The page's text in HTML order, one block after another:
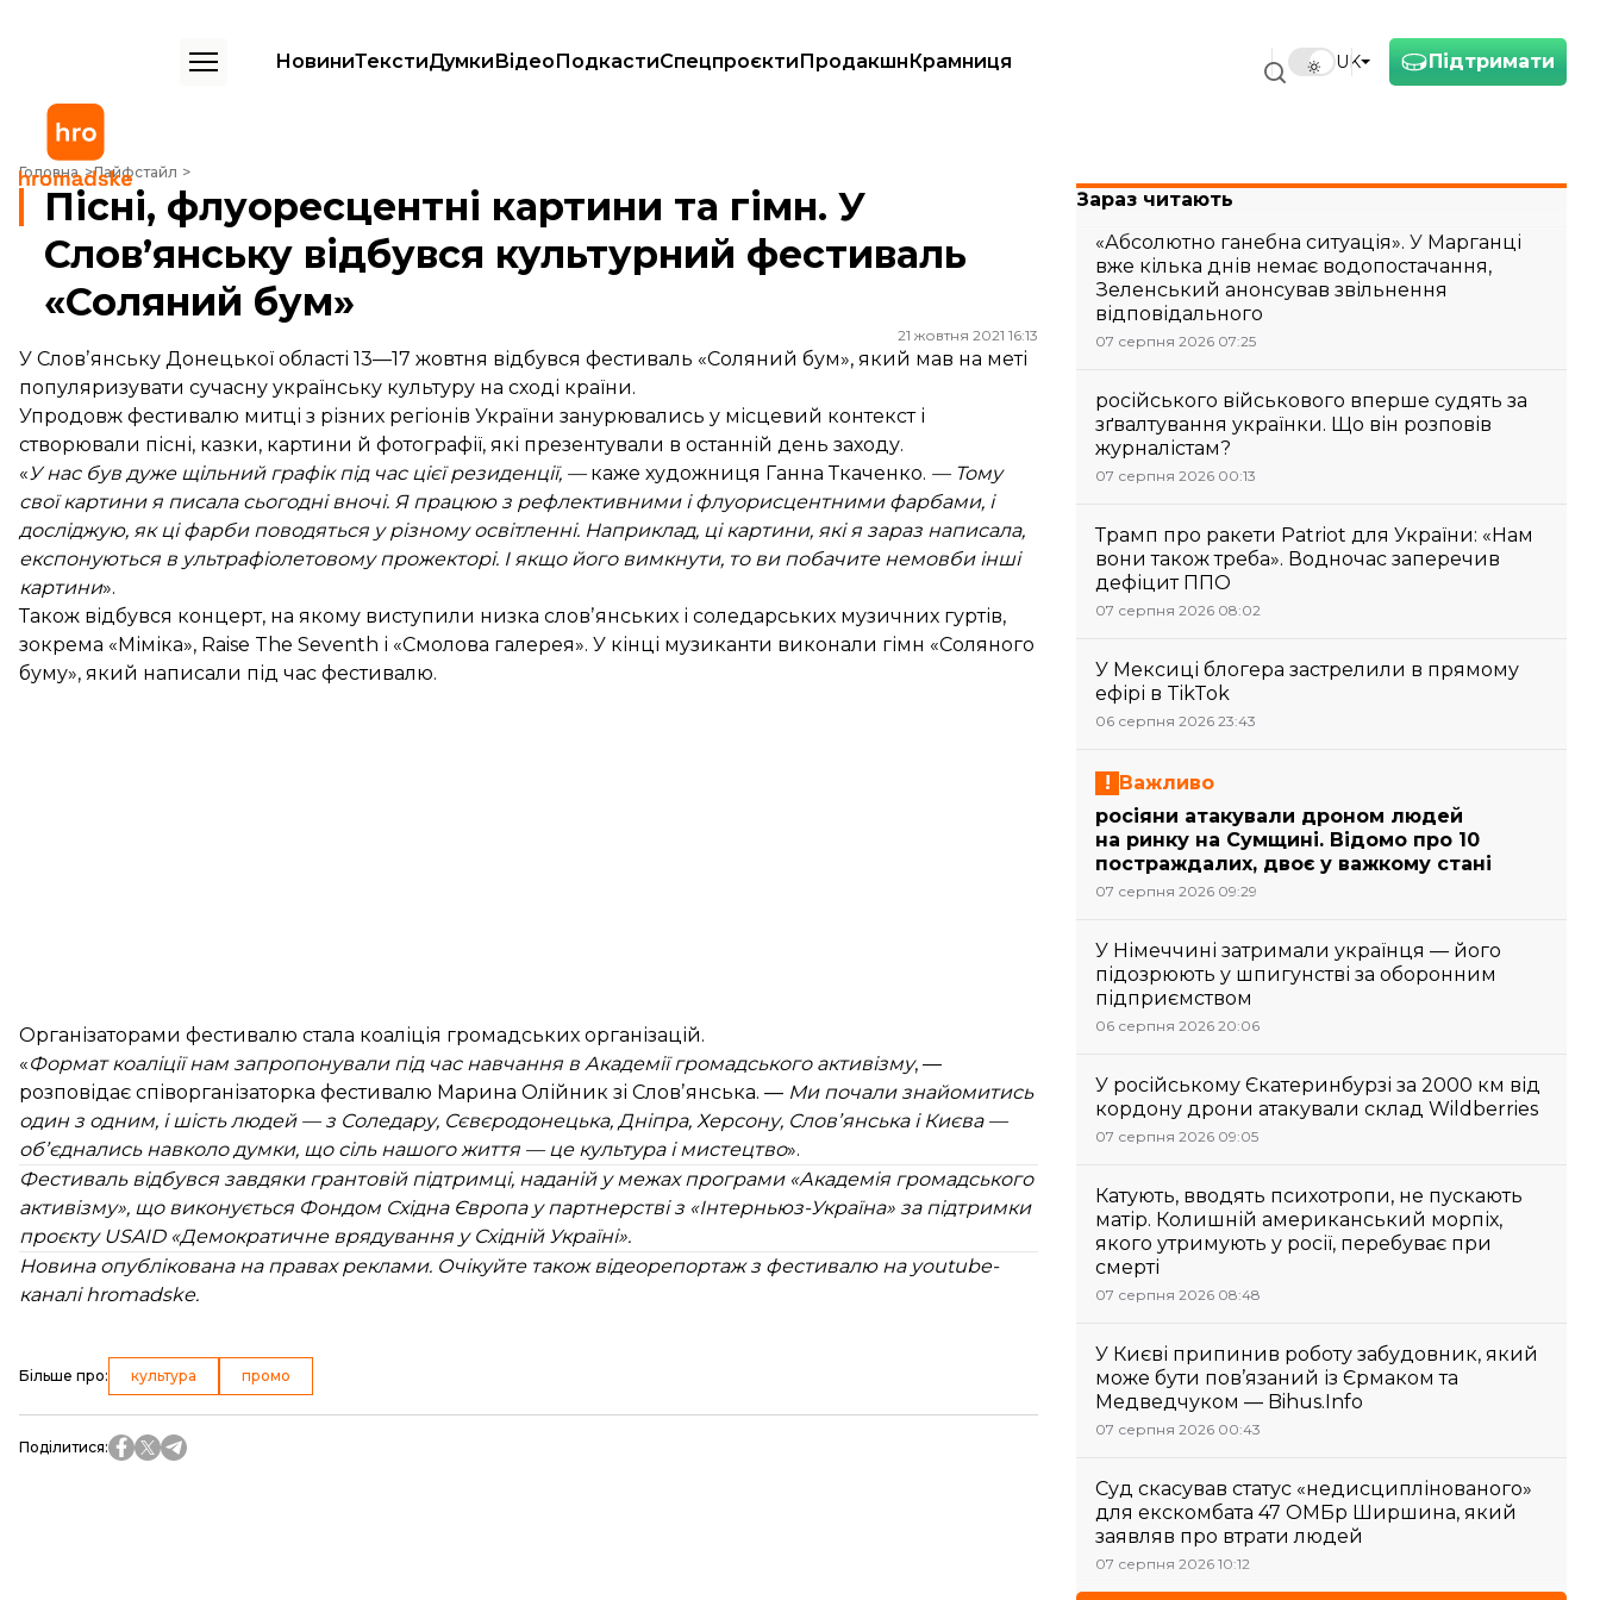
Підтримати
UK
НовиниТекстиДумкиВідеоПодкастиСпецпроєктиПродакшнКрамниця
Головна Лайфстайл
Пісні, флуоресцентні картини та гімн. У Слов’янську відбувся культурний фестиваль «Соляний бум»
Пісні, флуоресцентні картини та гімн. У
Слов’янську відбувся культурний фестиваль
«Соляний бум»
21 жовтня 2021 16:13
У Словʼянську Донецької області 13—17 жовтня відбувся фестиваль «Соляний бум», який мав на меті
популяризувати сучасну українську культуру на сході країни.
Упродовж фестивалю митці з різних регіонів України занурювались у місцевий контекст і
створювали пісні, казки, картини й фотографії, які презентували в останній день заходу.
«У нас був дуже щільний графік під час цієї резиденції, — каже художниця Ганна Ткаченко. — Тому
свої картини я писала сьогодні вночі. Я працюю з рефлективними і флуорисцентними фарбами, і
досліджую, як ці фарби поводяться у різному освітленні. Наприклад, ці картини, які я зараз написала,
експонуються в ультрафіолетовому прожекторі. І якщо його вимкнути, то ви побачите немовби інші
картини».
Також відбувся концерт, на якому виступили низка словʼянських і соледарських музичних гуртів,
зокрема «Міміка», Raise The Seventh і «Смолова галерея». У кінці музиканти виконали гімн «Соляного
буму», який написали під час фестивалю.
Організаторами фестивалю стала коаліція громадських організацій.
«Формат коаліції нам запропонували під час навчання в Академії громадського активізму, —
розповідає співорганізаторка фестивалю Марина Олійник зі Словʼянська. — Ми почали знайомитись
один з одним, і шість людей — з Соледару, Сєвєродонецька, Дніпра, Херсону, Словʼянська і Києва —
обʼєднались навколо думки, що сіль нашого життя — це культура і мистецтво».
Фестиваль відбувся завдяки грантовій підтримці, наданій у межах програми «Академія громадського
активізму», що виконується Фондом Східна Європа у партнерстві з «Інтерньюз-Україна» за підтримки
проєкту USAID «Демократичне врядування у Східній Україні».
Новина опублікована на правах реклами. Очікуйте також відеорепортаж з фестивалю на youtube-
каналі hromadske.
Більше про: культура промо
Поділитися:
Зараз читають
«Абсолютно ганебна ситуація». У Марганці
вже кілька днів немає водопостачання,
Зеленський анонсував звільнення
відповідального
07 серпня 2026 07:25
російського військового вперше судять за
зґвалтування українки. Що він розповів
журналістам?
07 серпня 2026 00:13
Трамп про ракети Patriot для України: «Нам
вони також треба». Водночас заперечив
дефіцит ППО
07 серпня 2026 08:02
У Мексиці блогера застрелили в прямому
ефірі в TikTok
06 серпня 2026 23:43
Важливо
росіяни атакували дроном людей
на ринку на Сумщині. Відомо про 10
постраждалих, двоє у важкому стані
07 серпня 2026 09:29
У Німеччині затримали українця — його
підозрюють у шпигунстві за оборонним
підприємством
06 серпня 2026 20:06
У російському Єкатеринбурзі за 2000 км від
кордону дрони атакували склад Wildberries
07 серпня 2026 09:05
Катують, вводять психотропи, не пускають
матір. Колишній американський морпіх,
якого утримують у росії, перебуває при
смерті
07 серпня 2026 08:48
У Києві припинив роботу забудовник, який
може бути пов’язаний із Єрмаком та
Медведчуком — Bihus.Info
07 серпня 2026 00:43
Суд скасував статус «недисциплінованого»
для екскомбата 47 ОМБр Ширшина, який
заявляв про втрати людей
07 серпня 2026 10:12